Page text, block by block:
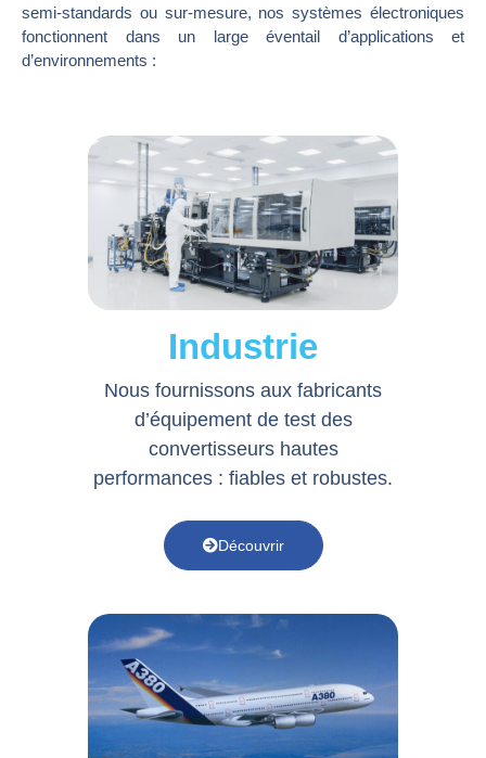
semi-standards ou sur-mesure, nos systèmes électroniques
fonctionnent dans un large éventail d’applications et
d’environnements :
Industrie
Nous fournissons aux fabricants
d’équipement de test des
convertisseurs hautes
performances : fiables et robustes.
Découvrir